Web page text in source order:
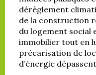
dérèglement
de la construction
du logement social
immobilier tout en
précarisation de
d’énergie